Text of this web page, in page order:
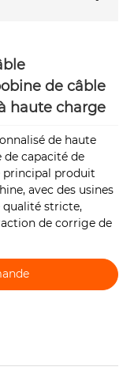
de câble
haute charge
de haute
capacité de
principal produit
avec des usines
stricte,
de corrige de